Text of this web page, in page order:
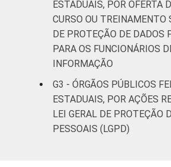
ESTADUAIS, POR OFERTA
CURSO OU TREINAMENTO
DE PROTEÇÃO DE DADOS
PARA OS FUNCIONÁRIOS
INFORMAÇÃO
G3 - ÓRGÃOS PÚBLICOS
ESTADUAIS, POR AÇÕES
LEI GERAL DE PROTEÇÃO
PESSOAIS (LGPD)